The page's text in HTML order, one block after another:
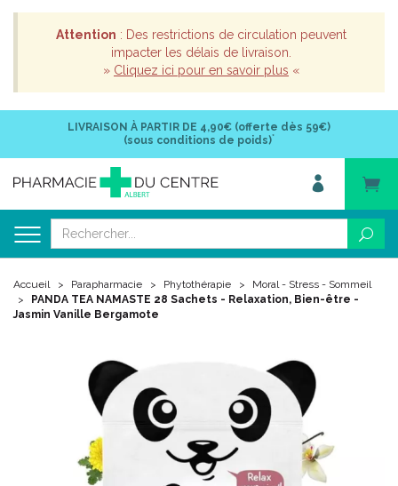
Attention : Des restrictions de circulation peuvent
impacter les délais de livraison.
» Cliquez ici pour en savoir plus «
LIVRAISON À PARTIR DE 4,90€ (offerte dès 59€)
(sous conditions de poids)*
Accueil Parapharmacie Phytothérapie
Moral - Stress - Sommeil
PANDA TEA NAMASTE 28 Sachets - Relaxation, Bien-être -
Jasmin Vanille Bergamote